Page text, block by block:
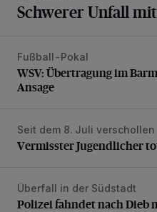
Schwerer Unfall
WSV: Übertragung im
Fußball-Pokal
WSV: Übertragung im
Ansage
Vermisster Jugendlicher tot
Seit dem 8. Juli verschollen
Vermisster Jugendlicher
Polizei fahndet nach Dieb
Überfall in der Südstadt
Polizei fahndet nach Dieb